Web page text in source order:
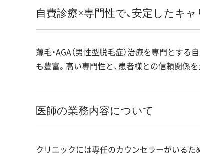
自費診療×専門性で、安定したキ
薄毛・AGA（男性型脱毛症）治療を専門とす
も豊富。高い専門性と、患者様との信頼関係
医師の業務内容について
クリニックには専任のカウンセラーがいるた